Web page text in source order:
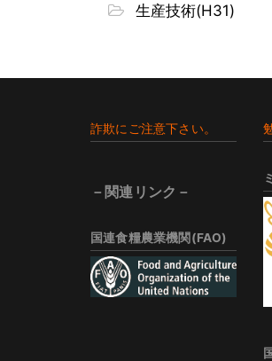
生産技術(H31)
詐欺にご注意下さい。
－関連リンク－
国連食糧農業機関(FAO)